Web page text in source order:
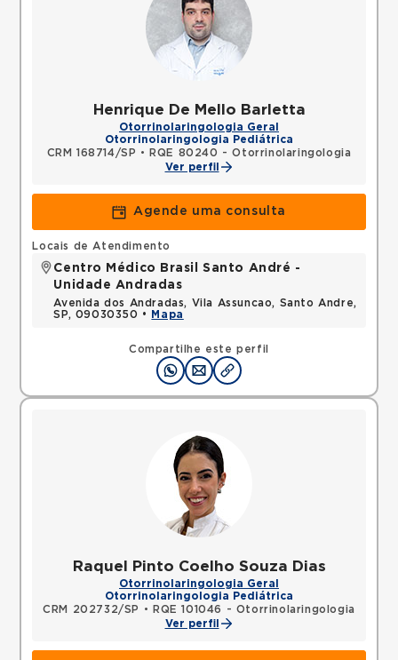
Henrique De Mello Barletta
Otorrinolaringologia Geral
Otorrinolaringologia Pediátrica
CRM 168714/SP •
RQE 80240 - Otorrinolaringologia
Ver perfil
Agende uma consulta
Compartilhe este perfil
Locais de Atendimento
Centro Médico Brasil Santo André -
Unidade Andradas
Avenida dos Andradas, Vila Assuncao, Santo Andre,
SP, 09030350 •
Mapa
Raquel Pinto Coelho Souza Dias
Otorrinolaringologia Geral
Otorrinolaringologia Pediátrica
CRM 202732/SP
•
RQE 101046 - Otorrinolaringologia
Ver perfil